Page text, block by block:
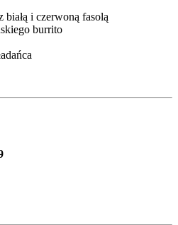
i czerwoną fasolą
burrito